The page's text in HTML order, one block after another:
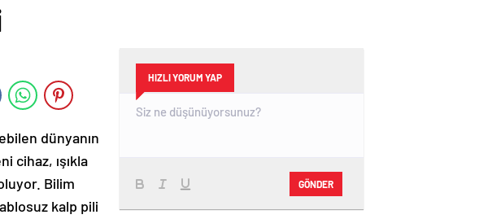
dünyanın
cihaz, ışıkla
Bilim
kalp pili
HIZLI YORUM YAP
GÖNDER